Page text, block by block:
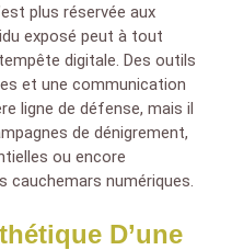
plus réservée aux
exposé peut à tout
digitale. Des outils
et une communication
ligne de défense, mais il
de dénigrement,
ou encore
cauchemars numériques.
D’une